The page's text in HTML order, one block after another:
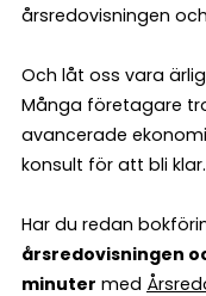
årsredovisningen
Och låt oss vara
Många företagare
avancerade
konsult för att bli
Har du redan
årsredovisningen
minuter med